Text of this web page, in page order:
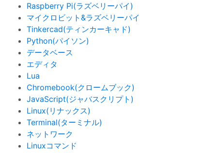
Raspberry Pi(ラズベリーパイ)
マイクロビット&ラズベリーパイ
Tinkercad(ティンカーキャド)
Python(パイソン)
データベース
エディタ
Lua
Chromebook(クロームブック)
JavaScript(ジャバスクリプト)
Linux(リナックス)
Terminal(ターミナル)
ネットワーク
Linuxコマンド